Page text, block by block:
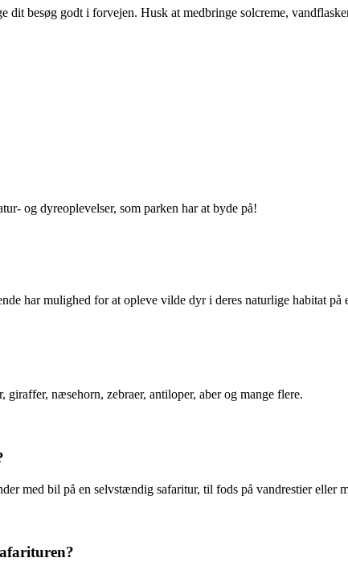
dit besøg godt i forvejen. Husk at medbringe solcreme,
og dyreoplevelser, som parken har at byde på!
har mulighed for at opleve vilde dyr i deres naturlige habitat
næsehorn, zebraer, antiloper, aber og mange flere.
med bil på en selvstændig safaritur, til fods på vandrestier eller